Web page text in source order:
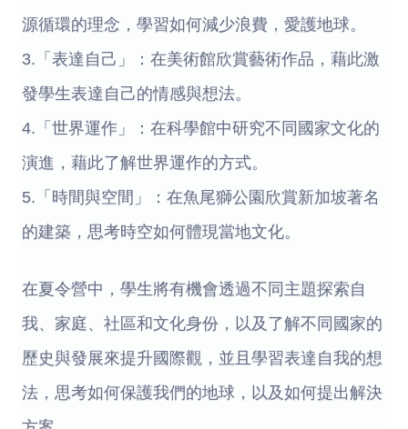
源循環的理念，學習如何減少浪費，愛護地球。
3.「表達自己」：在美術館欣賞藝術作品，藉此激
發學生表達自己的情感與想法。
4.「世界運作」：在科學館中研究不同國家文化的
演進，藉此了解世界運作的方式。
5.「時間與空間」：在魚尾獅公園欣賞新加坡著名
的建築，思考時空如何體現當地文化。
在夏令營中，學生將有機會透過不同主題探索自
我、家庭、社區和文化身份，以及了解不同國家的
歷史與發展來提升國際觀，並且學習表達自我的想
法，思考如何保護我們的地球，以及如何提出解決